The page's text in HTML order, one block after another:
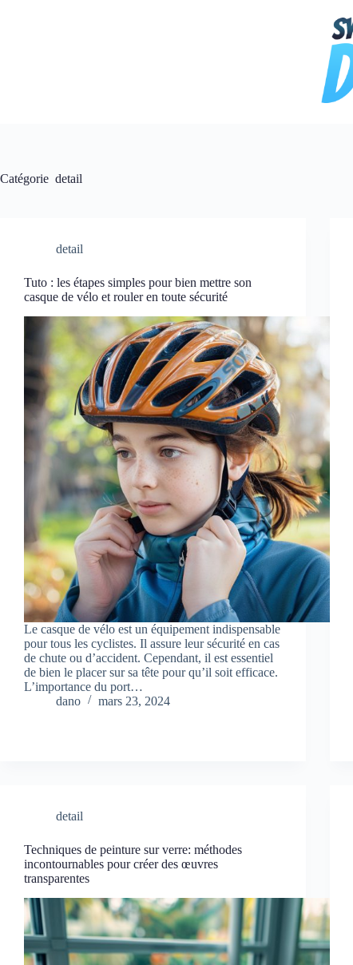
Catégorie detail
detail
Tuto : les étapes simples pour bien mettre son
casque de vélo et rouler en toute sécurité
Le casque de vélo est un équipement indispensable
pour tous les cyclistes. Il assure leur sécurité en cas
de chute ou d’accident. Cependant, il est essentiel
de bien le placer sur sa tête pour qu’il soit efficace.
L’importance du port…
dano
mars 23, 2024
detail
Techniques de peinture sur verre: méthodes
incontournables pour créer des œuvres
transparentes